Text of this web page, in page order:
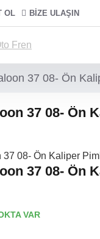
OL BIZE ULAŞIN
37 08- Ön
37 08- Ön
37 08- Ön
VAR